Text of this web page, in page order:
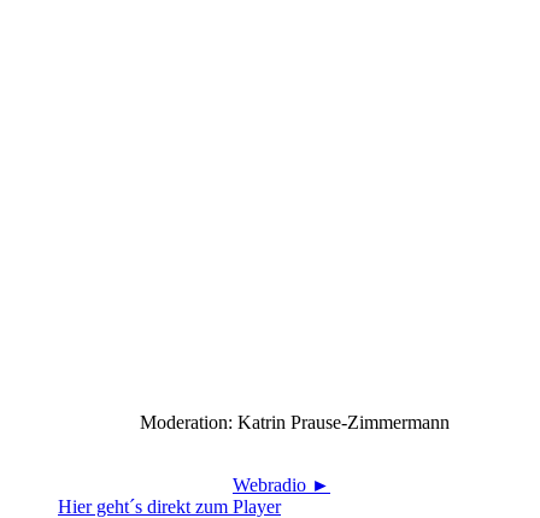
Moderation: Katrin Prause-Zimmermann
Webradio ►
Hier geht´s direkt zum Player